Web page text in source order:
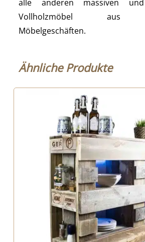
alle anderen massiven und
Vollholzmöbel aus
Möbelgeschäften.
Ähnliche Produkte